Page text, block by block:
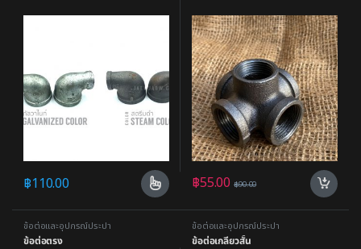
฿110.00 ฿55.00 ฿90.00
ข้อต่อและอุปกรณ์ประปา
ข้อต่อตรง
ข้อต่อและอุปกรณ์ประปา
ข้อต่อเกลียวสั้น